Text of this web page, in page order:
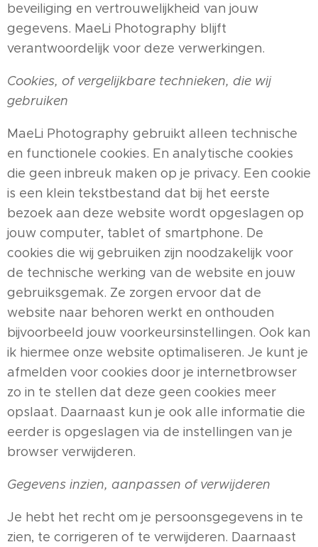
beveiliging en vertrouwelijkheid van jouw
gegevens. MaeLi Photography blijft
verantwoordelijk voor deze verwerkingen.
Cookies, of vergelijkbare technieken, die wij
gebruiken
MaeLi Photography gebruikt alleen technische
en functionele cookies. En analytische cookies
die geen inbreuk maken op je privacy. Een cookie
is een klein tekstbestand dat bij het eerste
bezoek aan deze website wordt opgeslagen op
jouw computer, tablet of smartphone. De
cookies die wij gebruiken zijn noodzakelijk voor
de technische werking van de website en jouw
gebruiksgemak. Ze zorgen ervoor dat de
website naar behoren werkt en onthouden
bijvoorbeeld jouw voorkeursinstellingen. Ook kan
ik hiermee onze website optimaliseren. Je kunt je
afmelden voor cookies door je internetbrowser
zo in te stellen dat deze geen cookies meer
opslaat. Daarnaast kun je ook alle informatie die
eerder is opgeslagen via de instellingen van je
browser verwijderen.
Gegevens inzien, aanpassen of verwijderen
Je hebt het recht om je persoonsgegevens in te
zien, te corrigeren of te verwijderen. Daarnaast